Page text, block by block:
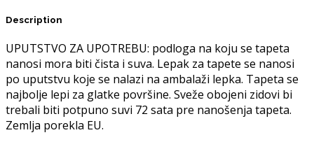
Description
UPUTSTVO ZA UPOTREBU: podloga na koju se tapeta
nanosi mora biti čista i suva. Lepak za tapete se nanosi
po uputstvu koje se nalazi na ambalaži lepka. Tapeta se
najbolje lepi za glatke površine. Sveže obojeni zidovi bi
trebali biti potpuno suvi 72 sata pre nanošenja tapeta.
Zemlja porekla EU.